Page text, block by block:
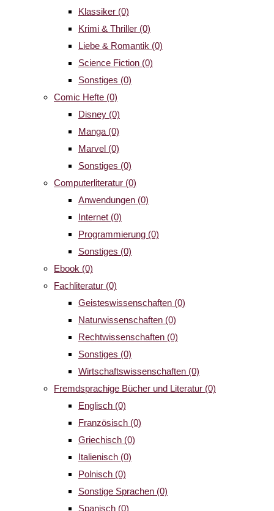
Klassiker (0)
Krimi & Thriller (0)
Liebe & Romantik (0)
Science Fiction (0)
Sonstiges (0)
Comic Hefte (0)
Disney (0)
Manga (0)
Marvel (0)
Sonstiges (0)
Computerliteratur (0)
Anwendungen (0)
Internet (0)
Programmierung (0)
Sonstiges (0)
Ebook (0)
Fachliteratur (0)
Geisteswissenschaften (0)
Naturwissenschaften (0)
Rechtwissenschaften (0)
Sonstiges (0)
Wirtschaftswissenschaften (0)
Fremdsprachige Bücher und Literatur (0)
Englisch (0)
Französisch (0)
Griechisch (0)
Italienisch (0)
Polnisch (0)
Sonstige Sprachen (0)
Spanisch (0)